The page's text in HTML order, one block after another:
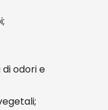
odori e